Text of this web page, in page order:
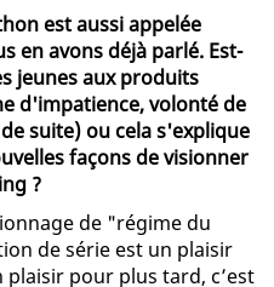
est aussi appelée
en avons déjà parlé. Est-
jeunes aux produits
d'impatience, volonté de
suite) ou cela s'explique
façons de visionner
?
de "régime du
de série est un plaisir
pour plus tard, c’est